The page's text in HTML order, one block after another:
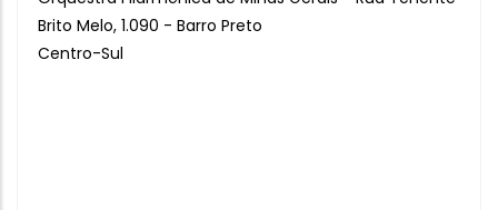
Brito Melo, 1.090 - Barro Preto
Centro-Sul